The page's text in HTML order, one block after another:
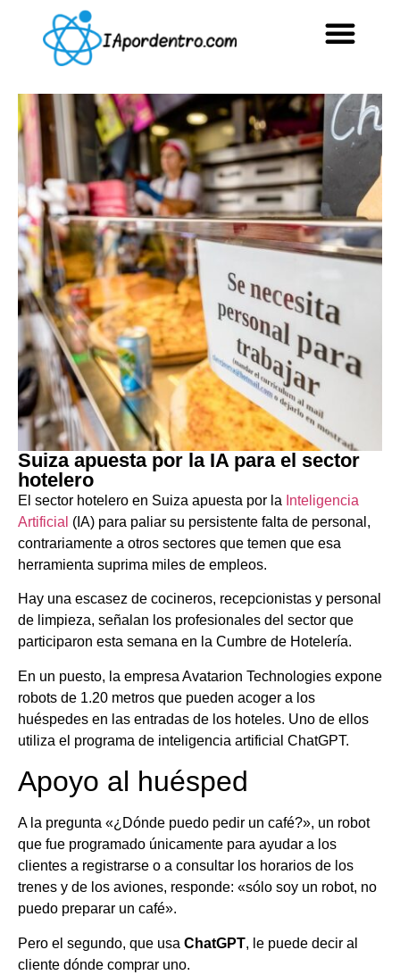
Suiza apuesta por la IA para el sector
hotelero
El sector hotelero en Suiza apuesta por la Inteligencia
Artificial (IA) para paliar su persistente falta de personal,
contrariamente a otros sectores que temen que esa
herramienta suprima miles de empleos.
Hay una escasez de cocineros, recepcionistas y personal
de limpieza, señalan los profesionales del sector que
participaron esta semana en la Cumbre de Hotelería.
En un puesto, la empresa Avatarion Technologies expone
robots de 1.20 metros que pueden acoger a los
huéspedes en las entradas de los hoteles. Uno de ellos
utiliza el programa de inteligencia artificial ChatGPT.
Apoyo al huésped
A la pregunta «¿Dónde puedo pedir un café?», un robot
que fue programado únicamente para ayudar a los
clientes a registrarse o a consultar los horarios de los
trenes y de los aviones, responde: «sólo soy un robot, no
puedo preparar un café».
Pero el segundo, que usa ChatGPT, le puede decir al
cliente dónde comprar uno.